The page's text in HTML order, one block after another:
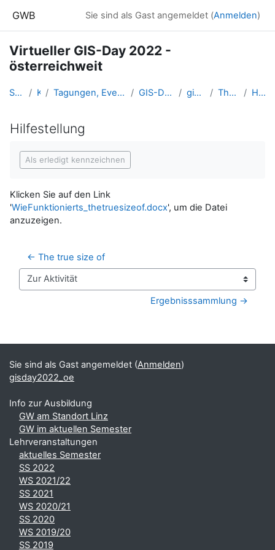
GWB Sie sind als Gast angemeldet (Anmelden)
Virtueller GIS-Day 2022 -
österreichweit
Startseite Kurse Tagungen, Events und Arbeitsgemeinschaften GW GIS-Day in Oberösterreich gisday2022_oe The true size of... Hilfestellung
Hilfestellung
Als erledigt kennzeichnen
Klicken Sie auf den Link
'WieFunktionierts_thetruesizeof.docx', um die Datei
anzuzeigen.
← The true size of
Zur Aktivität
Ergebnisssammlung →
Ergänzungsblöcke
Sie sind als Gast angemeldet (Anmelden)
gisday2022_oe
Info zur Ausbildung
GW am Standort Linz
GW im aktuellen Semester
Lehrveranstaltungen
aktuelles Semester
SS 2022
WS 2021/22
SS 2021
WS 2020/21
SS 2020
WS 2019/20
SS 2019